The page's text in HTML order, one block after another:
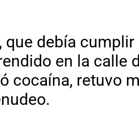
que debía
en la calle
cocaína, retuvo